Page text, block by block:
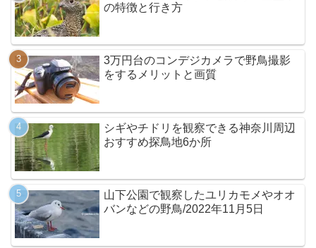
の特徴と行き方
3万円台のコンデジカメラで野鳥撮影
をするメリットと画質
シギやチドリを観察できる神奈川周辺
おすすめ探鳥地6か所
山下公園で観察したユリカモメやオオ
バンなどの野鳥/2022年11月5日